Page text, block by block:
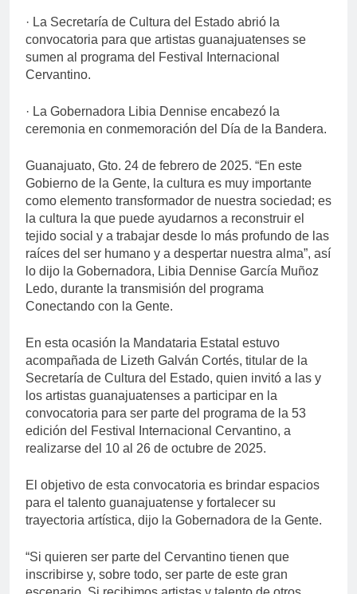
· La Secretaría de Cultura del Estado abrió la
convocatoria para que artistas guanajuatenses se
sumen al programa del Festival Internacional
Cervantino.
· La Gobernadora Libia Dennise encabezó la
ceremonia en conmemoración del Día de la Bandera.
Guanajuato, Gto. 24 de febrero de 2025. “En este
Gobierno de la Gente, la cultura es muy importante
como elemento transformador de nuestra sociedad; es
la cultura la que puede ayudarnos a reconstruir el
tejido social y a trabajar desde lo más profundo de las
raíces del ser humano y a despertar nuestra alma”, así
lo dijo la Gobernadora, Libia Dennise García Muñoz
Ledo, durante la transmisión del programa
Conectando con la Gente.
En esta ocasión la Mandataria Estatal estuvo
acompañada de Lizeth Galván Cortés, titular de la
Secretaría de Cultura del Estado, quien invitó a las y
los artistas guanajuatenses a participar en la
convocatoria para ser parte del programa de la 53
edición del Festival Internacional Cervantino, a
realizarse del 10 al 26 de octubre de 2025.
El objetivo de esta convocatoria es brindar espacios
para el talento guanajuatense y fortalecer su
trayectoria artística, dijo la Gobernadora de la Gente.
“Si quieren ser parte del Cervantino tienen que
inscribirse y, sobre todo, ser parte de este gran